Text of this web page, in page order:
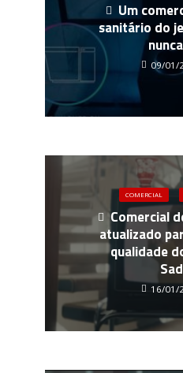
Um
sanitário do
09/01/
COMERCIAL
Comercial
atualizado
qualidade
16/01/